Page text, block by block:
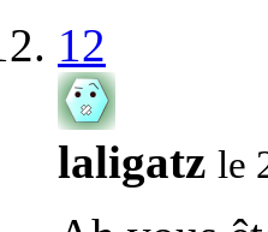
12
laligatz le